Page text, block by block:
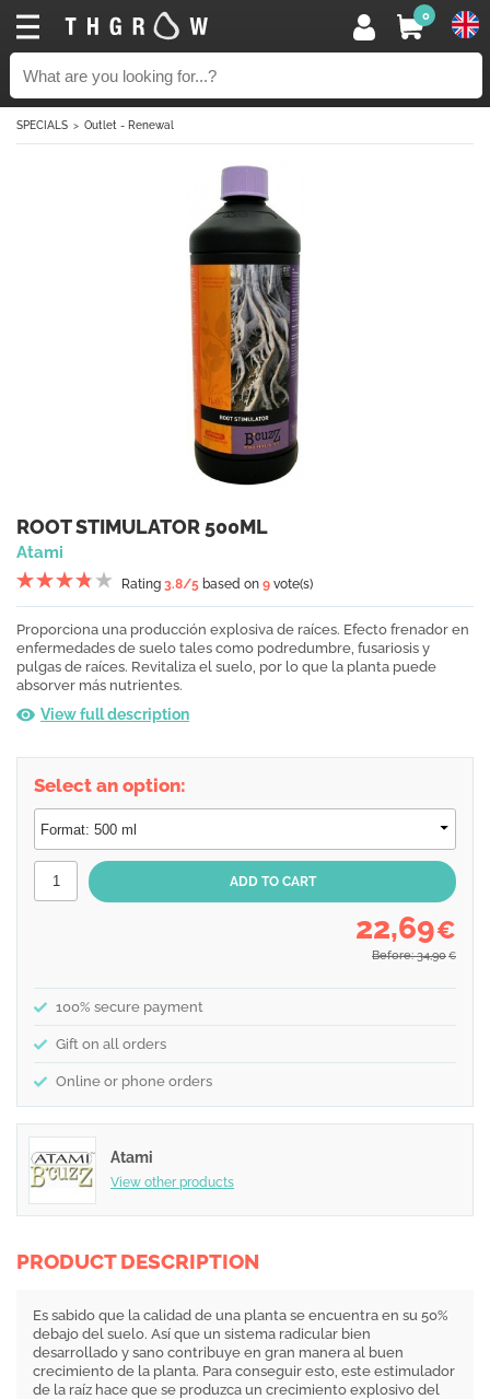
0
SPECIALS Outlet - Renewal
ROOT STIMULATOR 500ML
Atami
Rating 3.8/5 based on 9 vote(s)
Proporciona una producción explosiva de raíces. Efecto frenador en
enfermedades de suelo tales como podredumbre, fusariosis y
pulgas de raíces. Revitaliza el suelo, por lo que la planta puede
absorver más nutrientes.
View full description
Select an option:
22,69€
Before: 34,90 €
100% secure payment
Gift on all orders
Online or phone orders
Atami
View other products
PRODUCT DESCRIPTION
Es sabido que la calidad de una planta se encuentra en su 50%
debajo del suelo. Así que un sistema radicular bien
desarrollado y sano contribuye en gran manera al buen
crecimiento de la planta. Para conseguir esto, este estimulador
de la raíz hace que se produzca un crecimiento explosivo del